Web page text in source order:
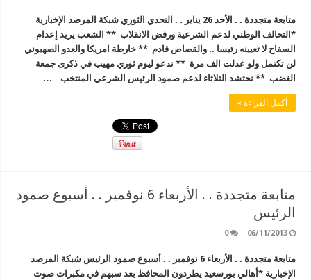
متابعة متجددة . . الأحد 26 يناير . . التحدي الثوري شبكة المرصد الإخبارية
*التحالف الوطني لدعم الشرعية ورفض الانقلاب ** الشعب يريد إعدام
السفاح لا تعيينه رئيسا .. والقصاص قادم ** خارطة امريكا والعدو الصهيوني
لن تكتمل ولو عدلت الف مرة ** ندعو ليوم ثوري مهيب في ذكرى جمعة
الغضب ** نحتشد الثلاثاء لدعم صمود الرئيس الشرعي المنتخب …
أكمل القراءة »
متابعة متجددة . . الأربعاء 6 نوفمبر . . أسبوع صمود
الرئيس
06/11/2013
0
متابعة متجددة . . الأربعاء 6 نوفمبر . . أسبوع صمود الرئيس شبكة المرصد
الإخبارية *أهالي بورسعيد يطردون المحافظ بعد سبهم في مكبرات صوت